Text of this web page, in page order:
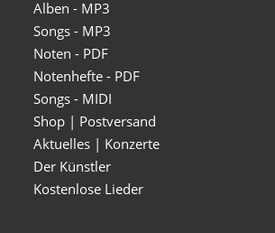
Alben - MP3
Songs - MP3
Noten - PDF
Notenhefte - PDF
Songs - MIDI
Shop | Postversand
Aktuelles | Konzerte
Der Künstler
Kostenlose Lieder